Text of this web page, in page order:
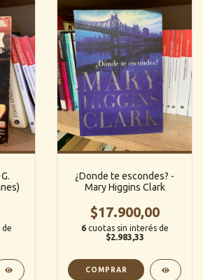
de
¿Donde te escondes? -
Mary Higgins Clark
$17.900,00
6 cuotas sin interés de
$2.983,33